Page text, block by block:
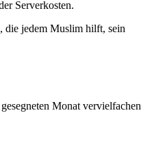
Serverkosten.
, die jedem Muslim hilft, sein
Monat vervielfachen